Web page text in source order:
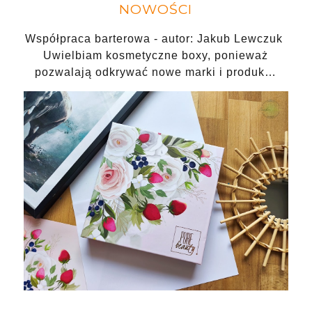
NOWOŚCI
Współpraca barterowa - autor: Jakub Lewczuk
Uwielbiam kosmetyczne boxy, ponieważ
pozwalają odkrywać nowe marki i produk…